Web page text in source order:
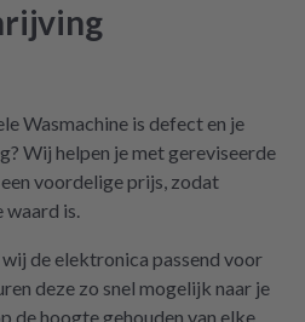
danke, danke. Wilk gar
was der Mieltechniker
hoffe, wir werden in
Aber gut zu wissen,
gibt! Werden wir
empfehlen.
Wasmachine is defect en je
Wij helpen je met gereviseerde
voordelige prijs, zodat
waard is.
de elektronica passend voor
deze zo snel mogelijk naar je
de hoogte gehouden van elke